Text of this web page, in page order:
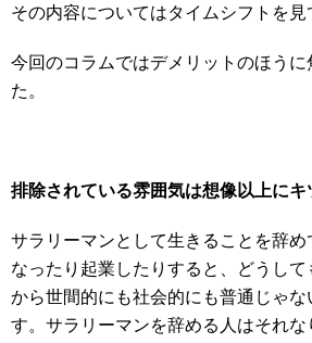
その内容についてはタイムシフトを見
今回のコラムではデメリットのほうに
た。
排除されている雰囲気は想像以上にキ
サラリーマンとして生きることを辞め
なったり起業したりすると、どうし
から世間的にも社会的にも普通じゃな
す。サラリーマンを辞める人はそれな